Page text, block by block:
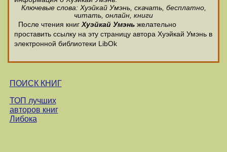
Ключевые слова: Хуэйкай Умэнь, скачать, бесплатно,
читать, онлайн, книги
После чтения книгХуэйкай Умэнь желательно
проставить ссылку на эту страницу автора Хуэйкай Умэнь в
электронной библиотеки LibOk
ПОИСК КНИГ
ТОП лучших
авторов книг
Либока